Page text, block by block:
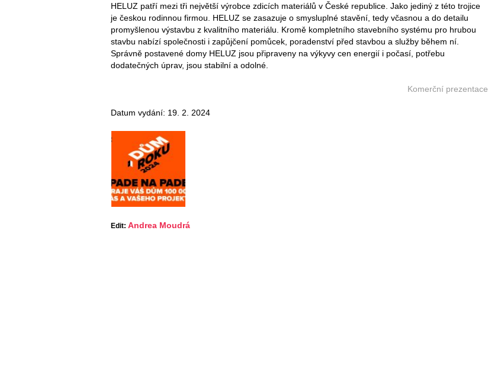
HELUZ patří mezi tři největší výrobce zdicích materiálů v České republice. Jako jediný z této trojice
je českou rodinnou firmou. HELUZ se zasazuje o smysluplné stavění, tedy včasnou a do detailu
promyšlenou výstavbu z kvalitního materiálu. Kromě kompletního stavebního systému pro hrubou
stavbu nabízí společnosti i zapůjčení pomůcek, poradenství před stavbou a služby během ní.
Správně postavené domy HELUZ jsou připraveny na výkyvy cen energií i počasí, potřebu
dodatečných úprav, jsou stabilní a odolné.
Komerční prezentace
Datum vydání: 19. 2. 2024
Edit: Andrea Moudrá